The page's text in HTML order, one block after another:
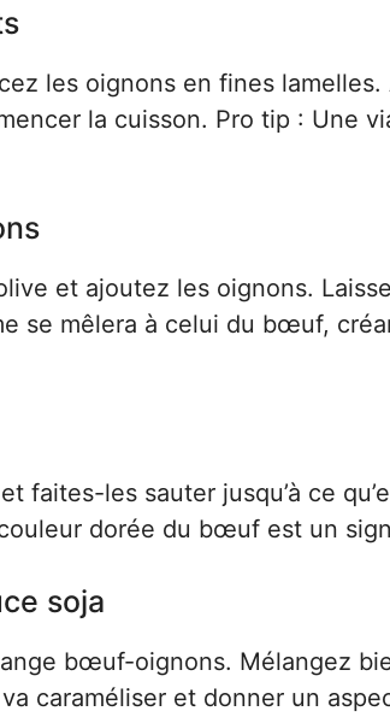
les oignons en fines
la cuisson. Pro tip : Une
et ajoutez les oignons.
se mêlera à celui du bœuf,
les sauter jusqu’à ce
dorée du bœuf est un
soja
bœuf-oignons. Mélangez
caraméliser et donner un